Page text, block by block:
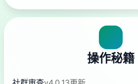
操作秘籍